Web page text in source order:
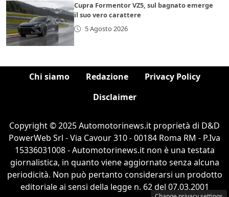
Cupra Formentor VZ5, sul bagnato emerge
il suo vero carattere
5 Agosto 2026
Chi siamo Redazione
Privacy Policy
Disclaimer
Copyright © 2025 Automotorinews.it proprietà di D&D
PowerWeb Srl - Via Cavour 310 - 00184 Roma RM - P.Iva
15336031008 - Automotorinews.it non è una testata
giornalistica, in quanto viene aggiornato senza alcuna
periodicità. Non può pertanto considerarsi un prodotto
editoriale ai sensi della legge n. 62 del 07.03.2001